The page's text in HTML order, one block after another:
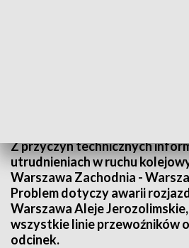
Z przyczyn technicznych
utrudnieniach w ruchu
Warszawa Zachodnia -
Problem dotyczy awarii
Warszawa Aleje Jerozolimskie,
wszystkie linie przewoźników
odcinek.